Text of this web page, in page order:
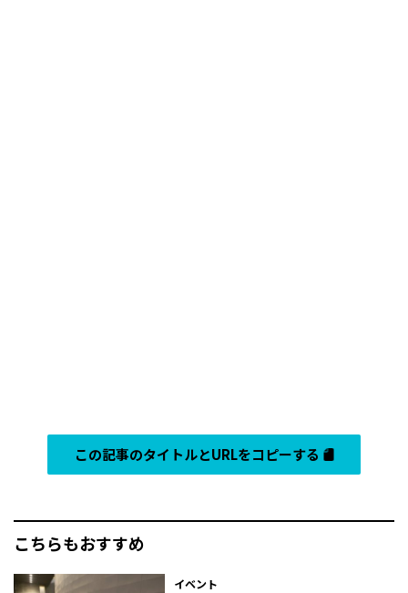
この記事のタイトルとURLをコピーする
こちらもおすすめ
イベント